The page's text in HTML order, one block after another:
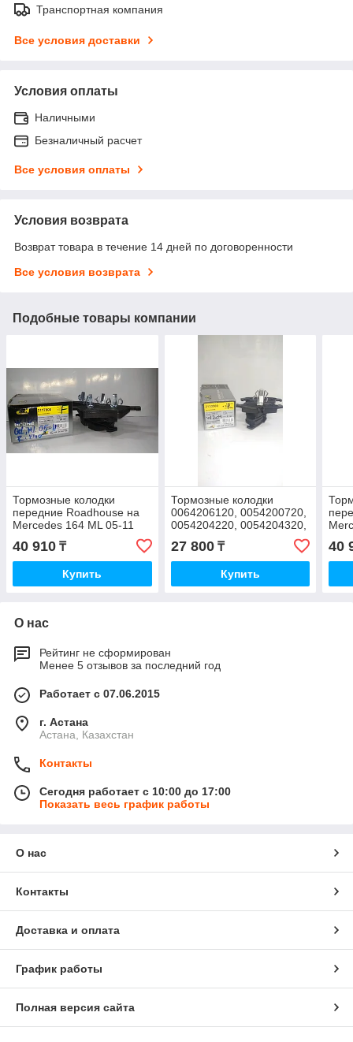
Транспортная компания
Все условия доставки
Условия оплаты
Наличными
Безналичный расчет
Все условия оплаты
Условия возврата
Возврат товара в течение 14 дней по договоренности
Все условия возврата
Подобные товары компании
Тормозные колодки
передние Roadhouse на
Mercedes 164 ML 05-11
3.5 M272
40 910 ₸
Купить
Тормозные колодки
0064206120, 0054200720,
0054204220, 0054204320,
0054204920, 005420
27 800₸
Купить
40
О нас
Рейтинг не сформирован
Менее 5 отзывов за последний год
Работает с 07.06.2015
г. Астана
Астана, Казахстан
Контакты
Сегодня работает с 10:00 до 17:00
Показать весь график работы
О нас
Контакты
Доставка и оплата
График работы
Полная версия сайта